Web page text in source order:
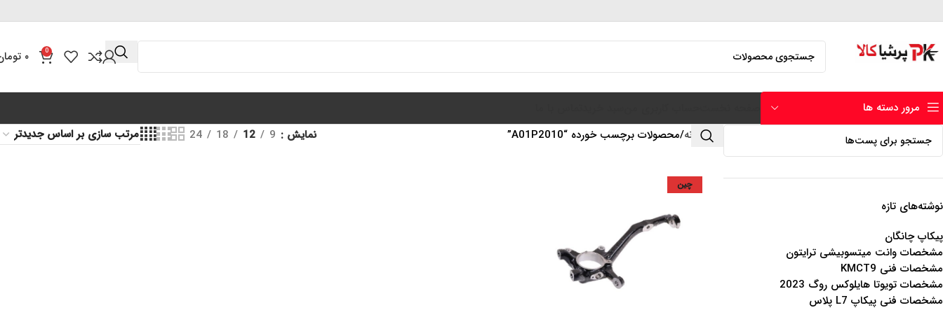
0 ۰
مرور دسته ها
نوشته‌های تازه
پیکاپ چانگان
مشخصات وانت میتسوبیشی ترایتون
مشخصات فنی KMCT9
مشخصات تویوتا هایلوکس روگ 2023
مشخصات فنی پیکاپ L7 پلاس
خانه محصولات برچسب خورده “A01P2010” نمایش 9
12
18
24
چین